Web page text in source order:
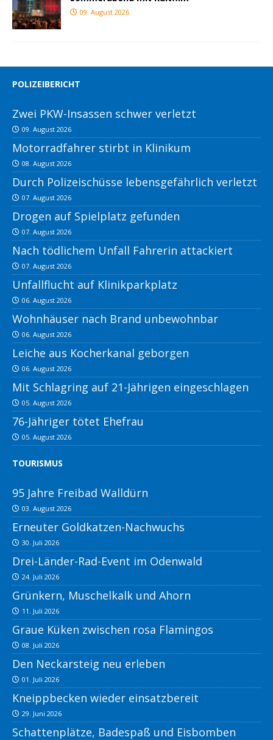
09. August 2026
POLIZEIBERICHT
Zwei PKW-Insassen schwer verletzt
09. August 2026
Motorradfahrer stirbt in Klinikum
08. August 2026
Durch Polizeischüsse lebensgefährlich verletzt
07. August 2026
Drogen auf Spielplatz gefunden
07. August 2026
Nach tödlichem Unfall Fahrerin attackiert
07. August 2026
Unfallflucht auf Klinikparkplatz
06. August 2026
Wohnhäuser nach Brand unbewohnbar
06. August 2026
Leiche aus Kocherkanal geborgen
06. August 2026
Mit Schlagring auf 21-Jährigen eingeschlagen
05. August 2026
76-Jähriger tötet Ehefrau
05. August 2026
TOURISMUS
95 Jahre Freibad Walldürn
03. August 2026
Erneuter Goldkatzen-Nachwuchs
30. Juli 2026
Drei-Länder-Rad-Event im Odenwald
24. Juli 2026
Grünkern, Muschelkalk und Ahorn
11. Juli 2026
Graue Küken zwischen rosa Flamingos
08. Juli 2026
Den Neckarsteig neu erleben
01. Juli 2026
Kneippbecken wieder einsatzbereit
29. Juni 2026
Schattenplätze, Badespaß und Eisbomben